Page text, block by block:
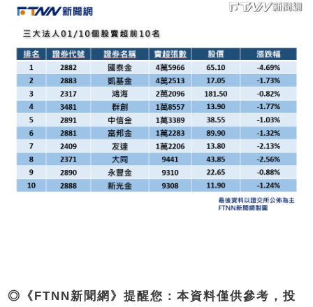
◎《FTNN新聞網》提醒您：本資料僅供參考，投